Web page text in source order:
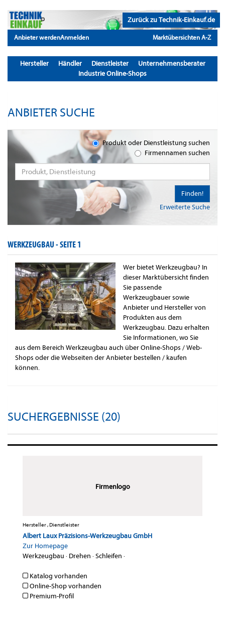
Zurück zu Technik-Einkauf.de
Anbieter werdenAnmelden Marktübersichten A-Z
Hersteller Händler Dienstleister
Unternehmensberater
Industrie Online-Shops
ANBIETER SUCHE
Produkt oder Dienstleistung suchen
Firmennamen suchen
Erweiterte Suche
Finden!
WERKZEUGBAU -SEITE 1
Wer bietet Werkzeugbau? In
dieser Marktübersicht finden
Sie passende
Werkzeugbauer sowie
Anbieter und Hersteller von
Produkten aus dem
Werkzeugbau. Dazu erhalten
Sie Informationen, wo Sie
aus dem Bereich Werkzeugbau auch über Online-Shops / Web-
Shops oder die Webseiten der Anbieter bestellen / kaufen
können.
SUCHERGEBNISSE (20)
Firmenlogo
Hersteller , Dienstleister
Albert Laux Präzisions-Werkzeugbau GmbH
Zur Homepage
Werkzeugbau · Drehen ·Schleifen ·
Katalog vorhanden
Online-Shop vorhanden
Premium-Profil